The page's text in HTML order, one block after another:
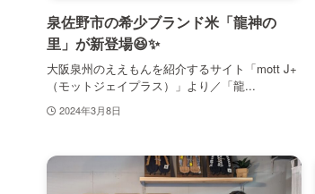
泉佐野市の希少ブランド米「龍神の
里」が新登場😆✨
大阪泉州のええもんを紹介するサイト「mott J+
（モットジェイプラス）」より／「龍...
2024年3月8日